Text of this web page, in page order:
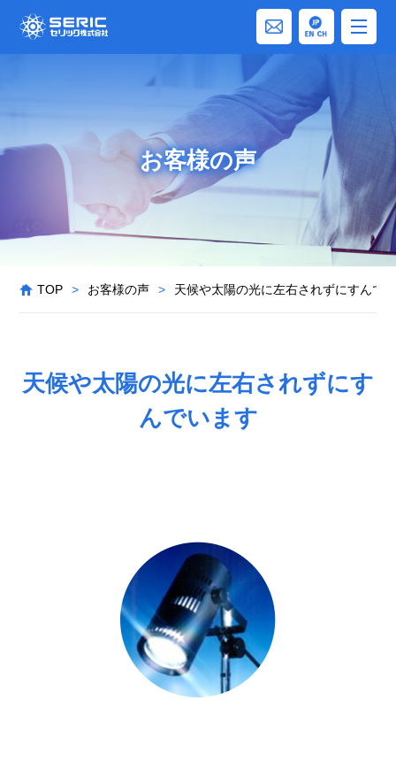
お客様の声
TOP > お客様の声 > 天候や太陽の光に左右されずにすんで
天候や太陽の光に左右されずにす
んでいます